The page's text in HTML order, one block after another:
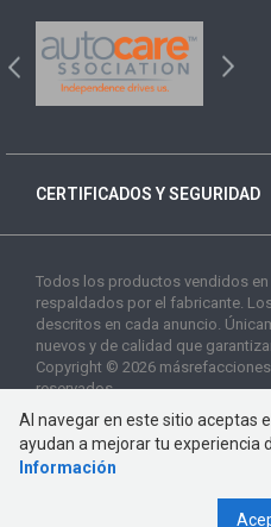
CERTIFICADOS Y SEGURIDAD
Todos los productos vendidos
respaldados por el fabricante.
descritos en cada anuncio.
nuevos y de calidad que
Copyright © 2026
reservados
Al navegar en este sitio aceptas
ayudan a mejorar tu experiencia
Información